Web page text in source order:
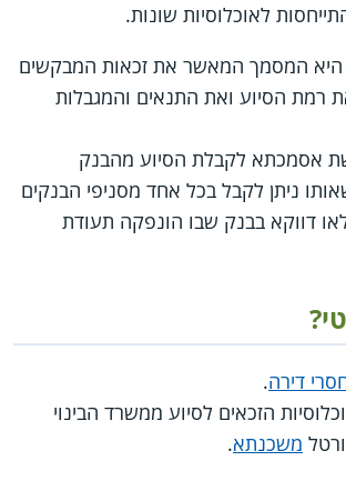
לאוכלוסיות שונות.
היא המסמך המאשר את זכאות המבקשים
רמת הסיוע ואת התנאים והמגבלות
אסמכתא לקבלת הסיוע מהבנק
ניתן לקבל בכל אחד מסניפי הבנקים
דווקא בבנק שבו הונפקה תעודת
דירה.
הזכאים לסיוע ממשרד הבינוי
משכנתא.